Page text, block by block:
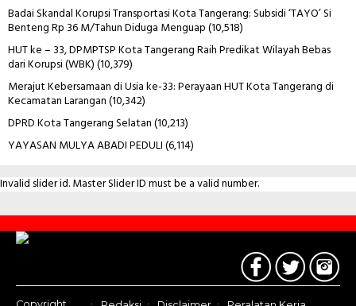
Badai Skandal Korupsi Transportasi Kota Tangerang: Subsidi ‘TAYO’ Si
Benteng Rp 36 M/Tahun Diduga Menguap(10,518)
HUT ke – 33, DPMPTSP Kota Tangerang Raih Predikat Wilayah Bebas
dari Korupsi (WBK)(10,379)
Merajut Kebersamaan di Usia ke-33: Perayaan HUT Kota Tangerang di
Kecamatan Larangan(10,342)
DPRD Kota Tangerang Selatan(10,213)
YAYASAN MULYA ABADI PEDULI(6,114)
Invalid slider id. Master Slider ID must be a valid number.
Contact
Us